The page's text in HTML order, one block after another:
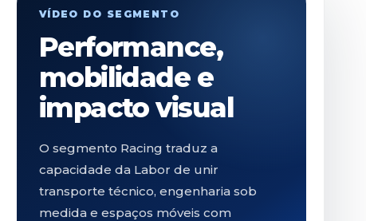
VÍDEO DO SEGMENTO
Performance,
mobilidade e
impacto visual
O segmento Racing traduz a
capacidade da Labor de unir
transporte técnico, engenharia sob
medida e espaços móveis com